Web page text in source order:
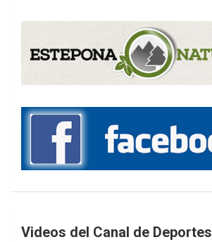
Videos del Canal de Deportes